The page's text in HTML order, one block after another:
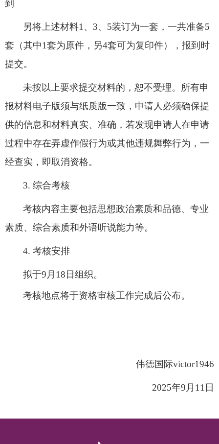
到
另将上述材料1 、 3、 5装订为一套，一共准备5
套（其中1套为原件，另4套可为复印件），报到时
提交。
未按以上要求提交材料的，恕不受理。所有申
报材料电子版须与纸质版一致，申请人必须确保提
供的信息和材料真实、准确，若发现申请人在申请
过程中存在弄虚作假行为或其他违规舞弊行为，一
经查实，即取消资格。
3. 综合考核
考核内容主要包括思想政治素质和品德、专业
素质、综合素质和外语听说能力等。
4. 考核安排
拟于9 月 18 日组织。
考核地点将于资格审核工作完成后公布。
伟德国际victor1946
2025年9 月 11 日